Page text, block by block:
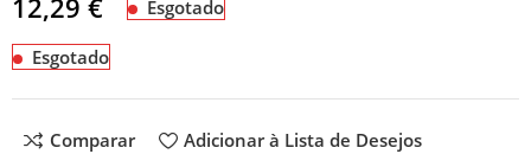
Esgotado
Esgotado
Comparar Adicionar à Lista de Desejos